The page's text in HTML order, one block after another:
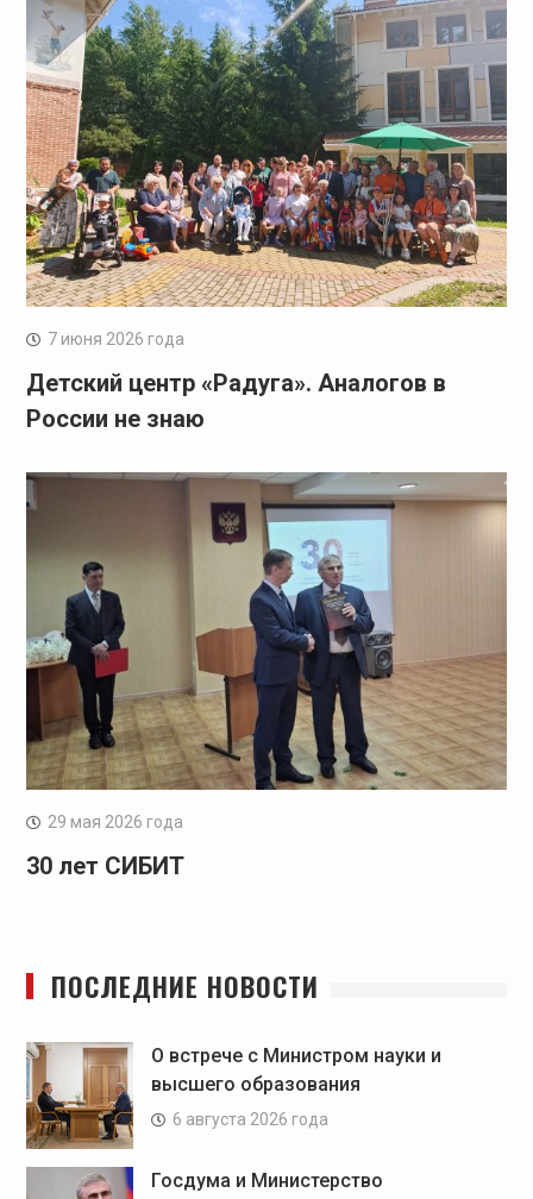
7 июня 2026 года
Детский центр «Радуга». Аналогов в
России не знаю
29 мая 2026 года
30 лет СИБИТ
ПОСЛЕДНИЕ НОВОСТИ
О встрече с Министром науки и
высшего образования
6 августа 2026 года
Госдума и Министерство